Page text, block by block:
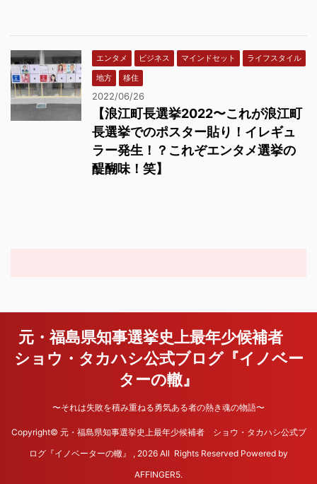
エンタメ ビジネス マインドセット
ライフスタイル
地方
移住
2022/06/26
【浪江町長選挙2022〜これが浪江町
長選挙でのポスター貼り！イレギュ
ラー発生！？これぞエンタメ選挙の
醍醐味！笑】
元・福島県知事選挙史上最年少候補者
ショウ・タカハシ公式ブログ『イノベー
ターの轍』
〜それは失敗を積み重ねる勇気ある者の熱き魂の物語〜
Copyright© 元・福島県知事選挙史上最年少候補者 ショウ・タカハシ公式ブ
ログ『イノベーターの轍』 , 2026 All Rights Reserved Powered by
AFFINGER5.